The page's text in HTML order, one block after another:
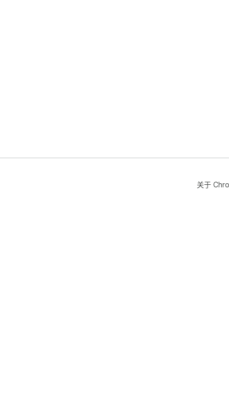
关于